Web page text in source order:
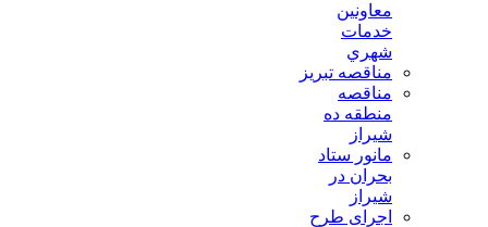
معاونين
خدمات
شهري
مناقصه تبريز
مناقصه
منطقه ده
شیراز
مانور ستاد
بحران در
شیراز
اجرای طرح